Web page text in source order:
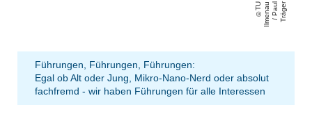
T
U
Il
m
e
n
a
u
/
P
a
ul
T
r
ä
g
e r
Führungen, Führungen, Führungen:
Egal ob Alt oder Jung, Mikro-Nano-Nerd oder absolut
fachfremd - wir haben Führungen für alle Interessen